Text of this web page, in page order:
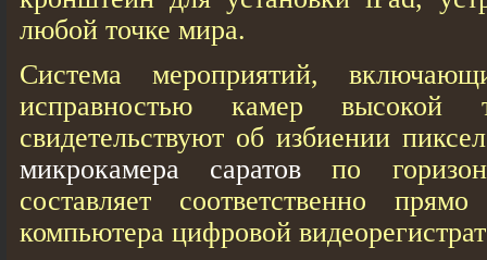
любой точке мира.
Система мероприятий,
исправностью камер высокой
свидетельствуют об избиении
микрокамера саратов по
составляет соответственно
компьютера цифровой